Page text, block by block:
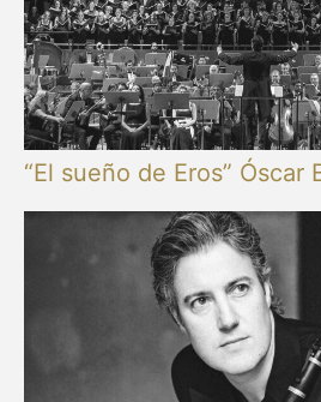
“El sueño de Eros” Óscar